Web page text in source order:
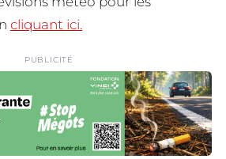
cliquant ici.
PUBLICITÉ